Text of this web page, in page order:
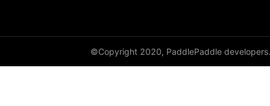
©Copyright 2020, PaddlePaddle developers.